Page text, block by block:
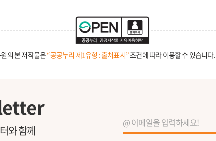
의 본 저작물은“공공누리 제1유형 : 출처표시”조건에 따라 이용할 수 있습니다.
와 함께